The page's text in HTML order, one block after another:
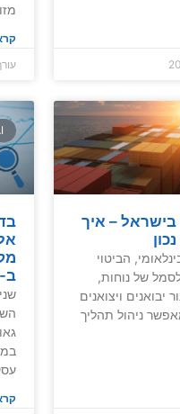
בישראל – איך
הביטוי
של נוחות,
יבואנים ויצואנים
ניהול תהליך
ב-2025–2026